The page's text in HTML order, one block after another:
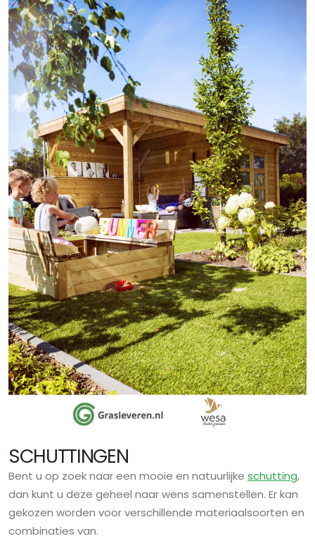
SCHUTTINGEN
Bent u op zoek naar een mooie en natuurlijke schutting,
dan kunt u deze geheel naar wens samenstellen. Er kan
gekozen worden voor verschillende materiaalsoorten en
combinaties van.